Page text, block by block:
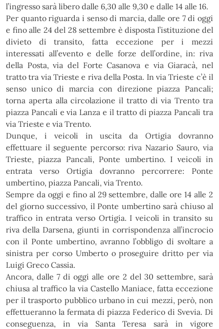
l’ingresso sarà libero dalle 6,30 alle 9,30 e dalle 14 alle 16.
Per quanto riguarda i senso di marcia, dalle ore 7 di oggi
e fino alle 24 del 28 settembre è disposta l’istituzione del
divieto di transito, fatta eccezione per i mezzi
interessati all’evento e delle forze dell’ordine, in: riva
della Posta, via del Forte Casanova e via Giaracà, nel
tratto tra via Trieste e riva della Posta. In via Trieste c’è il
senso unico di marcia con direzione piazza Pancali;
torna aperta alla circolazione il tratto di via Trento tra
piazza Pancali e via Lanza e il tratto di piazza Pancali tra
via Trieste e via Trento.
Dunque, i veicoli in uscita da Ortigia dovranno
effettuare il seguente percorso: riva Nazario Sauro, via
Trieste, piazza Pancali, Ponte umbertino. I veicoli in
entrata verso Ortigia dovranno percorrere: Ponte
umbertino, piazza Pancali, via Trento.
Sempre da oggi e fino al 29 settembre, dalle ore 14 alle 2
del giorno successivo, il Ponte umbertino sarà chiuso al
traffico in entrata verso Ortigia. I veicoli in transito su
riva della Darsena, giunti in corrispondenza all’incrocio
con il Ponte umbertino, avranno l’obbligo di svoltare a
sinistra per corso Umberto o proseguire dritto per via
Luigi Greco Cassia.
Ancora, dalle 7 di oggi alle ore 2 del 30 settembre, sarà
chiusa al traffico la via Castello Maniace, fatta eccezione
per il trasporto pubblico urbano in cui mezzi, però, non
effettueranno la fermata di piazza Federico di Svevia. Di
conseguenza, in via Santa Teresa sarà in vigore